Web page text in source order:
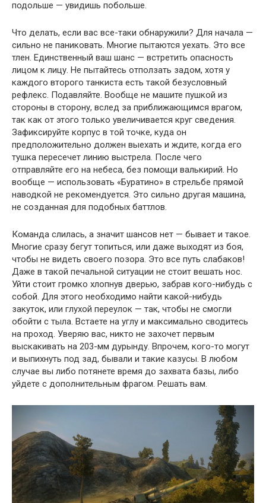
подольше — увидишь побольше.
Что делать, если вас все-таки обнаружили? Для начала —
сильно не паниковать. Многие пытаются уехать. Это все
тлен. Единственный ваш шанс — встретить опасность
лицом к лицу. Не пытайтесь отползать задом, хотя у
каждого второго танкиста есть такой безусловный
рефлекс. Подавляйте. Вообще не машите пушкой из
стороны в сторону, вслед за приближающимся врагом,
так как от этого только увеличивается круг сведения.
Зафиксируйте корпус в той точке, куда он
предположительно должен выехать и ждите, когда его
тушка пересечет линию выстрела. После чего
отправляйте его на небеса, без помощи валькирий. Но
вообще — использовать «Буратино» в стрельбе прямой
наводкой не рекомендуется. Это сильно другая машина,
не созданная для подобных баттлов.
Команда слилась, а значит шансов нет — бывает и такое.
Многие сразу бегут топиться, или даже выходят из боя,
чтобы не видеть своего позора. Это все путь слабаков!
Даже в такой печальной ситуации не стоит вешать нос.
Уйти стоит громко хлопнув дверью, забрав кого-нибудь с
собой. Для этого необходимо найти какой-нибудь
закуток, или глухой переулок — так, чтобы не смогли
обойти с тыла. Встаете на углу и максимально сводитесь
на проход. Уверяю вас, никто не захочет первым
выскакивать на 203-мм дурынду. Впрочем, кого-то могут
и выпихнуть под зад, бывали и такие казусы. В любом
случае вы либо потянете время до захвата базы, либо
уйдете с дополнительным фрагом. Решать вам.